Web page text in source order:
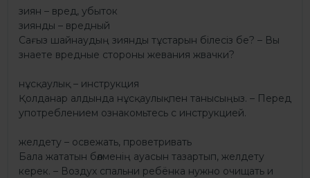
зиян – вред, убыток
зиянды – вредный
Сағыз шайнаудың зиянды тұстарын білесіз бе? – Вы
знаете вредные стороны жевания жвачки?
нұсқаулық – инструкция
Қолданар алдында нұсқаулықпен танысыңыз. – Перед
употреблением ознакомьтесь с инструкцией.
желдету – освежать, проветривать
Бала жататын бөлменің ауасын тазартып, желдету
керек. – Воздух спальни ребёнка нужно очищать и